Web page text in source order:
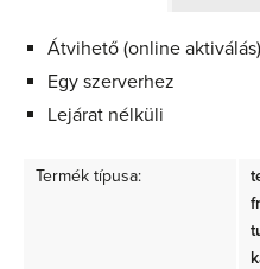
Átvihető (online aktiválás)
Egy szerverhez
Lejárat nélküli
Termék típusa: